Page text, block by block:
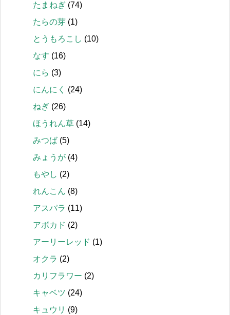
たまねぎ (74)
たらの芽 (1)
とうもろこし (10)
なす (16)
にら (3)
にんにく
(24)
ねぎ (26)
ほうれん草 (14)
みつば (5)
みょうが (4)
もやし (2)
れんこん (8)
アスパラ (11)
アボカド (2)
アーリーレッド (1)
オクラ (2)
カリフラワー (2)
キャベツ (24)
キュウリ (9)